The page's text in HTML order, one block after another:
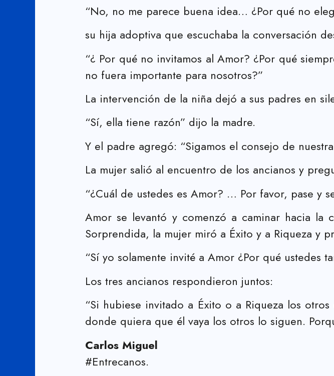
“No, no me parece buena idea… ¿Por qué no
su hija adoptiva que escuchaba la conversación
“¿ Por qué no invitamos al Amor? ¿Por qué
no fuera importante para nosotros?”
La intervención de la niña dejó a sus padres en
“Sí, ella tiene razón” dijo la madre.
Y el padre agregó: “Sigamos el consejo de
La mujer salió al encuentro de los ancianos y
“¿Cuál de ustedes es Amor? … Por favor, pase y
Amor se levantó y comenzó a caminar hacia la
Sorprendida, la mujer miró a Éxito y a Riqueza y
“Sí yo solamente invité a Amor ¿Por qué ustedes
Los tres ancianos respondieron juntos:
“Si hubiese invitado a Éxito o a Riqueza los
donde quiera que él vaya los otros lo siguen.
Carlos Miguel
#Entrecanos.